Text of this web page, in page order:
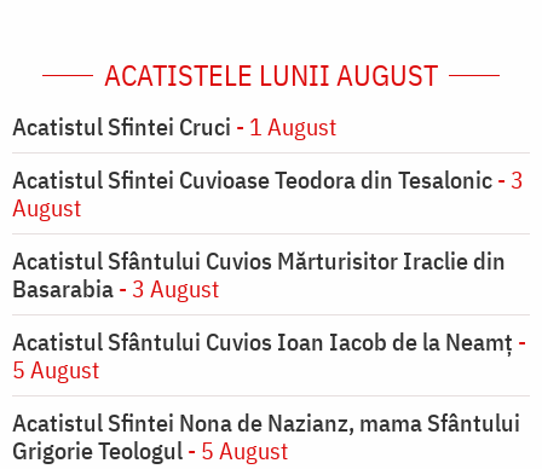
ACATISTELE LUNII AUGUST
Acatistul Sfintei Cruci - 1 August
Acatistul Sfintei Cuvioase Teodora din Tesalonic- 3
August
Acatistul Sfântului Cuvios Mărturisitor Iraclie din
Basarabia- 3 August
Acatistul Sfântului Cuvios Ioan Iacob de la Neamț -
5 August
Acatistul Sfintei Nona de Nazianz, mama Sfântului
Grigorie Teologul- 5 August